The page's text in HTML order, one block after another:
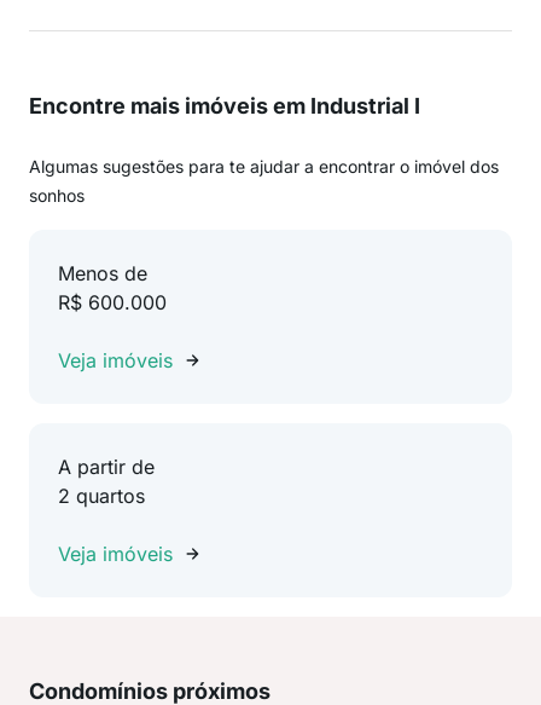
Encontre mais imóveis em Industrial I
Algumas sugestões para te ajudar a encontrar o imóvel dos
sonhos
Menos de
R$ 600.000
Veja imóveis
A partir de
2 quartos
Veja imóveis
Condomínios próximos